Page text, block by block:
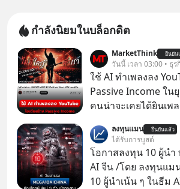
กำลังนิยมในบล็อกดิต
MarketThink ยืนยัน
วันนี้ เวลา 03:00 • ธุร
ใช้ AI ทำเพลงลง
Passive Income ใ
คนน่าจะเคยได้ยินเพ
รู้ตัวเรา” จากช่องชื่อว่
MUSIC ที่ตอนนี้มียอ
ล้านครั้งแล้ว
ลงทุนแมน ยืนยันแล้ว
ได้รับการบูสต์
โอกาสลงทุน 10 ผู้นำ
AI จีน /โดย ลงทุนแ
10 ผู้นำเน้น ๆ ในธีม